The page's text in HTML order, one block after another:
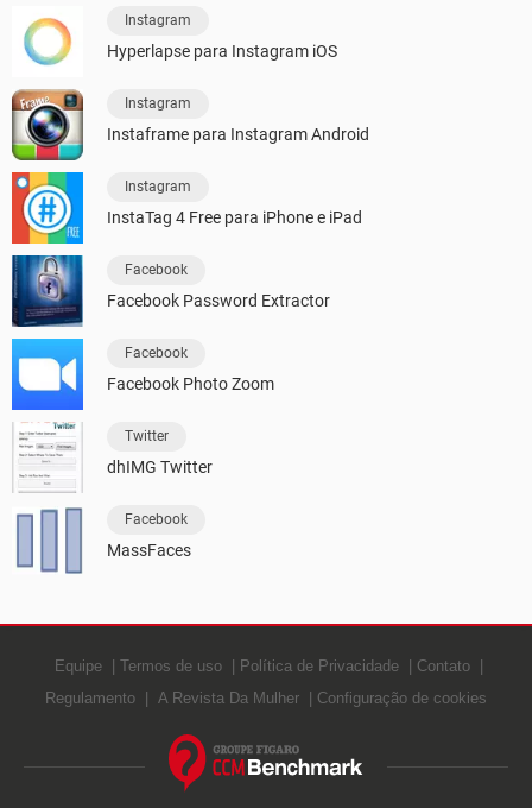
Instagram
Hyperlapse para Instagram iOS
Instagram
Instaframe para Instagram Android
Instagram
InstaTag 4 Free para iPhone e iPad
Facebook
Facebook Password Extractor
Facebook
Facebook Photo Zoom
Twitter
dhIMG Twitter
Facebook
MassFaces
Equipe Termos de uso Política de Privacidade
Contato
Regulamento
A Revista Da Mulher Configuração de cookies